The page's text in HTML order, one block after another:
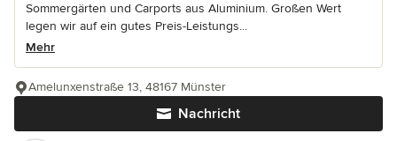
Sommergärten und Carports aus Aluminium. Großen Wert
legen wir auf ein gutes Preis-Leistungs...
Mehr
Nachricht
Amelunxenstraße 13, 48167 Münster